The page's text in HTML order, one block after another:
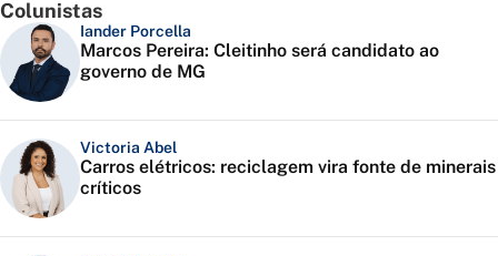
Colunistas
Iander Porcella
Marcos Pereira: Cleitinho será candidato ao
governo de MG
Victoria Abel
Carros elétricos: reciclagem vira fonte de minerais
críticos